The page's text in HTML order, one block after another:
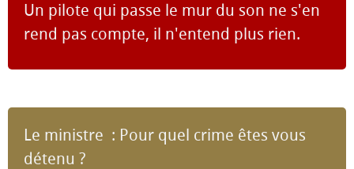
Un pilote qui passe le mur du son ne s'en
rend pas compte, il n'entend plus rien.
Le ministre : Pour quel crime êtes vous
détenu ?